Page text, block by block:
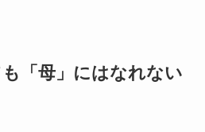
「母」にはなれない